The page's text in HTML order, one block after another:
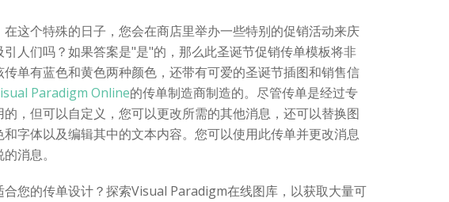
在这个特殊的日子，您会在商店里举办一些特别的促销活动来庆
引人们吗？如果答案是"是"的，那么此圣诞节促销传单模板将非
传单有蓝色和黄色两种颜色，还带有可爱的圣诞节插图和销售信
Paradigm Online的传单制造商制造的。尽管传单是经过专
的，但可以自定义，您可以更改所需的其他消息，还可以替换图
和字体以及编辑其中的文本内容。您可以使用此传单并更改消息
消息。
合您的传单设计？探索Visual Paradigm在线图库，以获取大量可